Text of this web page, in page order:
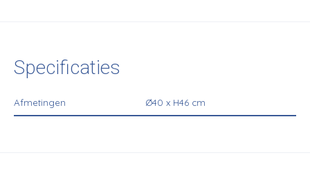
Specificaties
Afmetingen Ø40 x H46 cm